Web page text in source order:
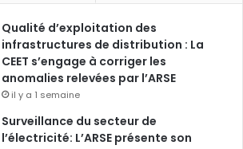
Qualité d’exploitation des
infrastructures de distribution : La
CEET s’engage à corriger les
anomalies relevées par l’ARSE
il y a 1 semaine
Surveillance du secteur de
l’électricité: L’ARSE présente son